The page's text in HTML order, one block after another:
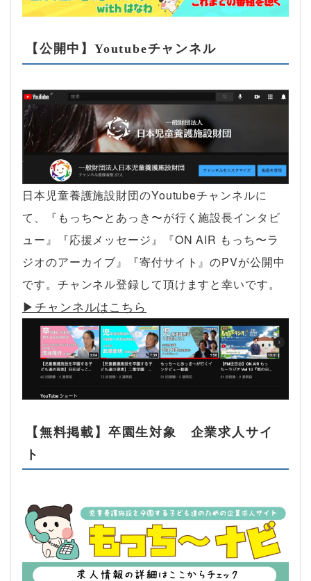
【公開中】Youtubeチャンネル
日本児童養護施設財団のYoutubeチャンネルに
て、『もっち〜とあっき〜が行く施設長インタビ
ュー』『応援メッセージ』『ON AIR もっち〜ラ
ジオのアーカイブ』『寄付サイト』のPVが公開中
です。チャンネル登録して頂けますと幸いです。
▶︎チャンネルはこちら
【無料掲載】卒園生対象 企業求人サイ
ト